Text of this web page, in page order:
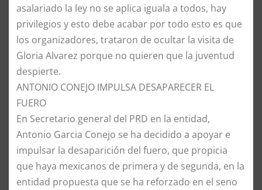
asalariado la ley no se aplica iguala a todos, hay
privilegios y esto debe acabar por todo esto es que
los organizadores, trataron de ocultar la visita de
Gloria Alvarez porque no quieren que la juventud
despierte.
​ANTONIO CONEJO IMPULSA DESAPARECER EL
FUERO
​En Secretario general del PRD en la entidad,
Antonio Garcia Conejo se ha decidido a apoyar e
impulsar la desaparición del fuero, que propicia
que haya mexicanos de primera y de segunda, en la
entidad propuesta que se ha reforzado en el seno